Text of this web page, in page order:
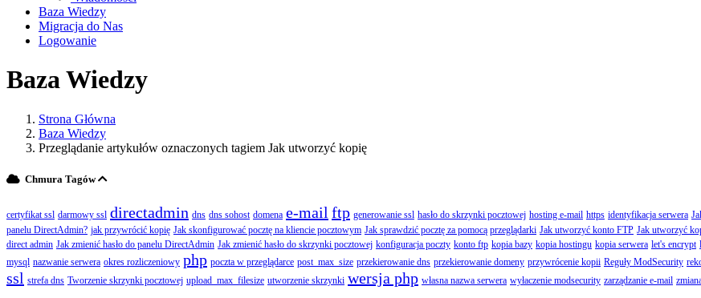
Baza Wiedzy
Migracja do Nas
Logowanie
Baza Wiedzy
Strona Główna
Baza Wiedzy
Przeglądanie artykułów oznaczonych tagiem Jak utworzyć kopię
Chmura Tagów
certyfikat ssl darmowy ssl directadmin dns dns sohost domena e-mail ftp generowanie ssl hasło do skrzynki pocztowej hosting e-mail https identyfikacja serwera
panelu DirectAdmin? jak przywrócić kopię Jak skonfigurować pocztę na kliencie pocztowym Jak sprawdzić pocztę za pomocą przeglądarki Jak utworzyć konto FTP Jak utworzyć
direct admin Jak zmienić hasło do panelu DirectAdmin Jak zmienić hasło do skrzynki pocztowej konfiguracja poczty konto ftp kopia bazy kopia hostingu kopia serwera let's encrypt
mysql nazwanie serwera okres rozliczeniowy php poczta w przeglądarce post_max_size przekierowanie dns przekierowanie domeny przywrócenie kopii Reguły ModSecurity
ssl strefa dns Tworzenie skrzynki pocztowej upload_max_filesize utworzenie skrzynki wersja php własna nazwa serwera wyłaczenie modsecurity zarządzanie e-mail